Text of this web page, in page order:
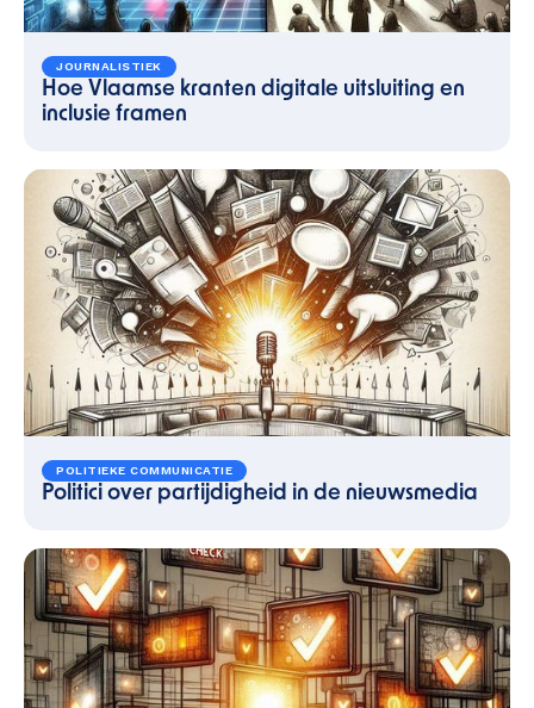
JOURNALISTIEK
Hoe Vlaamse kranten digitale uitsluiting en
inclusie framen
POLITIEKE COMMUNICATIE
Politici over partijdigheid in de nieuwsmedia